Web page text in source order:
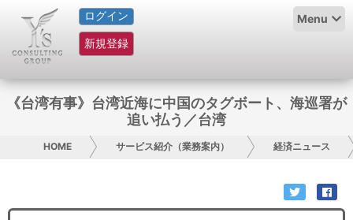
ログイン
新規登録
Menu
HOME
サービス紹介
コラム
お問い合わせ
《台湾有事》台湾近海に中国のタグボート、海巡署が
追い払う／台湾
HOME サービス紹介（業務案内） 経済ニュース